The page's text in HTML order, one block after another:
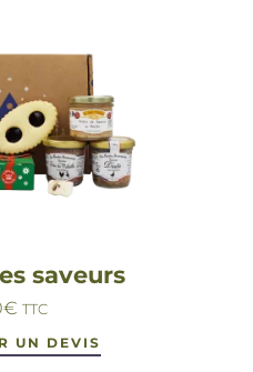
saveurs
€ TTC
UN DEVIS